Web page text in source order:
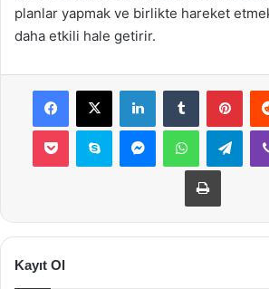
planlar yapmak ve birlikte hareket
daha etkili hale getirir.
Facebook
X LinkedInTumblr
Pocket Skype MessengerWhatsApp
Yazdır
Kayıt Ol